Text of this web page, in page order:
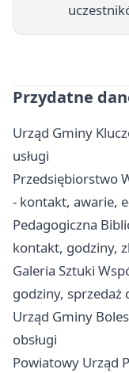
Przydatne
Urząd Gminy
usługi
Przedsiębiorstwo
- kontakt, awarie,
Pedagogiczna
kontakt, godziny,
Galeria Sztuki
godziny, sprzedaż
Urząd Gminy
obsługi
Powiatowy Urząd